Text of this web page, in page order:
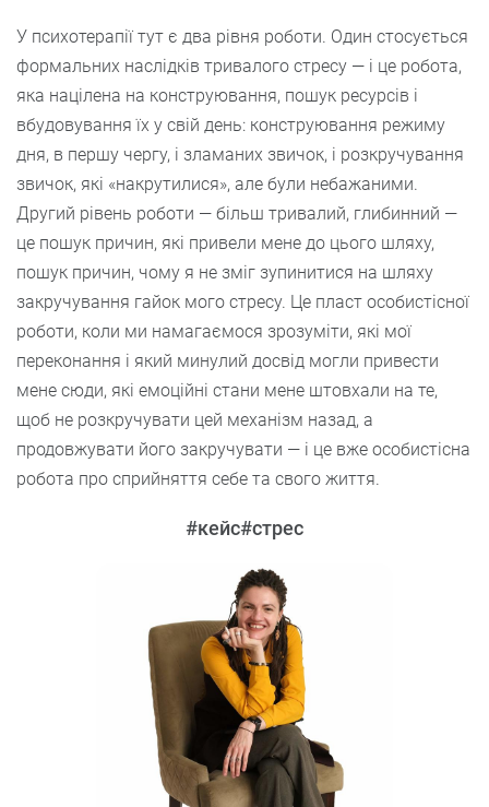
У психотерапії тут є два рівня роботи. Один стосується
формальних наслідків тривалого стресу — і це робота,
яка націлена на конструювання, пошук ресурсів і
вбудовування їх у свій день: конструювання режиму
дня, в першу чергу, і зламаних звичок, і розкручування
звичок, які «накрутилися», але були небажаними.
Другий рівень роботи — більш тривалий, глибинний —
це пошук причин, які привели мене до цього шляху,
пошук причин, чому я не зміг зупинитися на шляху
закручування гайок мого стресу. Це пласт особистісної
роботи, коли ми намагаємося зрозуміти, які мої
переконання і який минулий досвід могли привести
мене сюди, які емоційні стани мене штовхали на те,
щоб не розкручувати цей механізм назад, а
продовжувати його закручувати — і це вже особистісна
робота про сприйняття себе та свого життя.
#кейс#стрес